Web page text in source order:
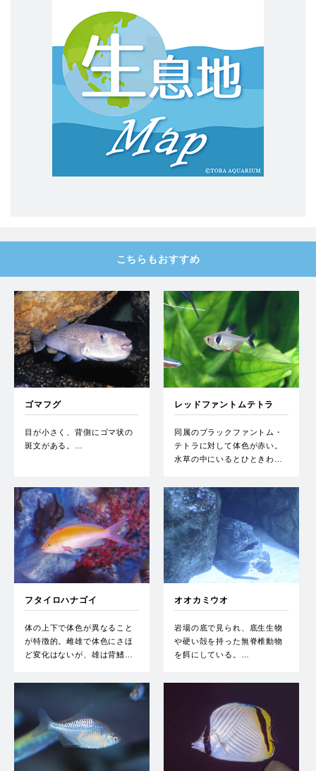
こちらもおすすめ
ゴマフグ
目が小さく、背側にゴマ状の
斑文がある。…
レッドファントムテトラ
同属のブラックファントム・
テトラに対して体色が赤い。
水草の中にいるとひときわ…
フタイロハナゴイ
体の上下で体色が異なること
が特徴的。雌雄で体色にさほ
ど変化はないが、雄は背鰭…
オオカミウオ
岩場の底で見られ、底生生物
や硬い殻を持った無脊椎動物
を餌にしている。…